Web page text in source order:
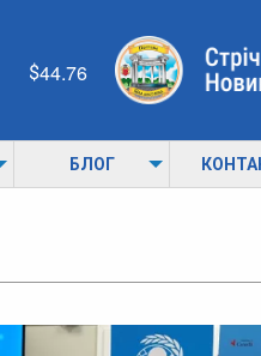
44.76
БЛОГ